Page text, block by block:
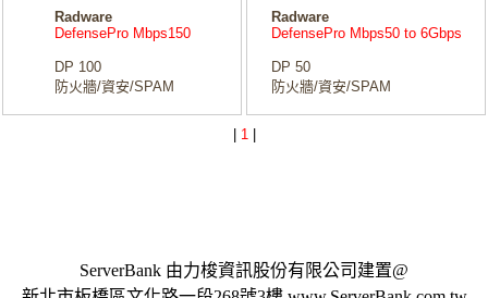
Radware
DefensePro Mbps150
DP 100
防火牆/資安/SPAM
Radware
DefensePro Mbps50 to 6Gbps
DP 50
防火牆/資安/SPAM
1|
ServerBank 由力梭資訊股份有限公司建置@